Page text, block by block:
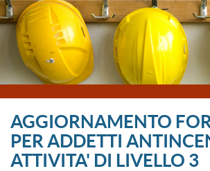
AGGIORNAMENTO
PER ADDETTI
ATTIVITA' DI LIVELLO 3